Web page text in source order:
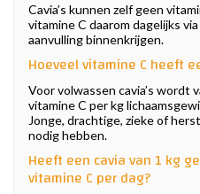
Cavia’s kunnen zelf geen
vitamine C daarom dagelijks
aanvulling binnenkrijgen.
Hoeveel vitamine C heeft
Voor volwassen cavia’s wordt
vitamine C per kg
Jonge, drachtige, zieke of
nodig hebben.
Heeft een cavia van 1 kg
vitamine C per dag?